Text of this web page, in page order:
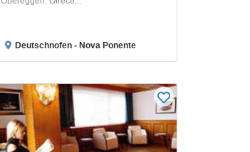
Deutschnofen - Nova Ponente